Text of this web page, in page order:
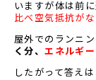
いますが体は前
比べ空気抵抗が
屋外でのランニ
く分、エネルギ
したがって答え